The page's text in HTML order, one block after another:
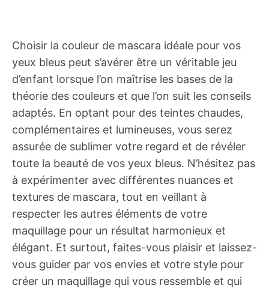
Choisir la couleur de mascara idéale pour vos
yeux bleus peut s’avérer être un véritable jeu
d’enfant lorsque l’on maîtrise les bases de la
théorie des couleurs et que l’on suit les conseils
adaptés. En optant pour des teintes chaudes,
complémentaires et lumineuses, vous serez
assurée de sublimer votre regard et de révéler
toute la beauté de vos yeux bleus. N’hésitez pas
à expérimenter avec différentes nuances et
textures de mascara, tout en veillant à
respecter les autres éléments de votre
maquillage pour un résultat harmonieux et
élégant. Et surtout, faites-vous plaisir et laissez-
vous guider par vos envies et votre style pour
créer un maquillage qui vous ressemble et qui